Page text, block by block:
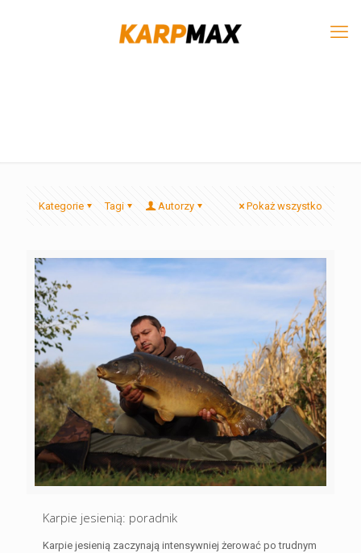
Kategorie Tagi Autorzy Pokaż wszystko
Karpie jesienią: poradnik
Karpie jesienią zaczynają intensywniej żerować po trudnym